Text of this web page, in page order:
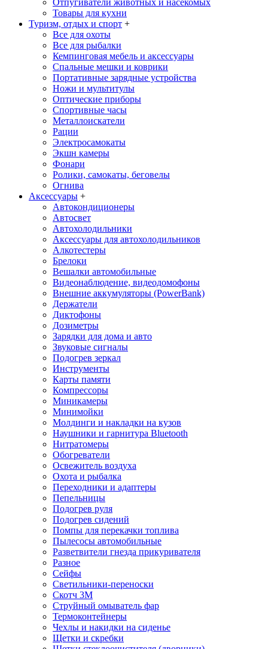
Товары для кухни
Туризм, отдых и спорт +
Все для охоты
Все для рыбалки
Кемпинговая мебель и аксессуары
Спальные мешки и коврики
Портативные зарядные устройства
Ножи и мультитулы
Оптические приборы
Спортивные часы
Металлоискатели
Рации
Электросамокаты
Экшн камеры
Фонари
Ролики, самокаты, беговелы
Огнива
Аксессуары +
Автокондиционеры
Aвтосвет
Автохолодильники
Аксессуары для автохолодильников
Алкотестеры
Брелоки
Вешалки автомобильные
Видеонаблюдение, видеодомофоны
Внешние аккумуляторы (PowerBank)
Держатели
Диктофоны
Дозиметры
Зарядки для дома и авто
Звуковые сигналы
Подогрев зеркал
Инструменты
Карты памяти
Компрессоры
Миникамеры
Минимойки
Молдинги и накладки на кузов
Наушники и гарнитура Bluetooth
Нитратомеры
Обогреватели
Освежитель воздуха
Охота и рыбалка
Переходники и адаптеры
Пепельницы
Подогрев руля
Подогрев сидений
Помпы для перекачки топлива
Пылесосы автомобильные
Разветвители гнезда прикуривателя
Разное
Сейфы
Светильники-переноски
Скотч 3М
Струйный омыватель фар
Термоконтейнеры
Чехлы и накидки на сиденье
Щетки и скребки